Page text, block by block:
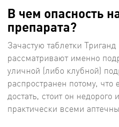
В чем опасность
препарата?
Зачастую таблетки
рассматривают именно
уличной (либо клубной)
распространен потому, что
достать, стоит он недорого
практически всеми